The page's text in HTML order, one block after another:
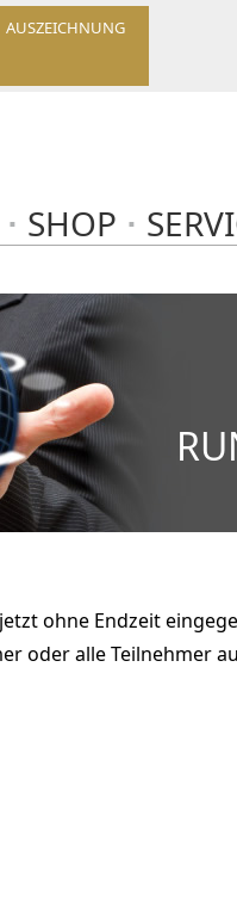
AUSZEICHNUNG
SHOP
ohne Endzeit
oder alle Teilnehmer